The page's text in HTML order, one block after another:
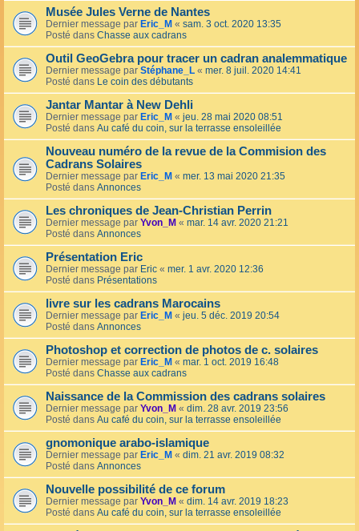
Musée Jules Verne de Nantes
Dernier message par Eric_M « sam. 3 oct. 2020 13:35
Posté dans Chasse aux cadrans
Outil GeoGebra pour tracer un cadran analemmatique
Dernier message par Stéphane_L « mer. 8 juil. 2020 14:41
Posté dans Le coin des débutants
Jantar Mantar à New Dehli
Dernier message par Eric_M « jeu. 28 mai 2020 08:51
Posté dans Au café du coin, sur la terrasse ensoleillée
Nouveau numéro de la revue de la Commision des
Cadrans Solaires
Dernier message par Eric_M « mer. 13 mai 2020 21:35
Posté dans Annonces
Les chroniques de Jean-Christian Perrin
Dernier message par Yvon_M « mar. 14 avr. 2020 21:21
Posté dans Annonces
Présentation Eric
Dernier message par Eric « mer. 1 avr. 2020 12:36
Posté dans Présentations
livre sur les cadrans Marocains
Dernier message par Eric_M « jeu. 5 déc. 2019 20:54
Posté dans Annonces
Photoshop et correction de photos de c. solaires
Dernier message par Eric_M « mar. 1 oct. 2019 16:48
Posté dans Chasse aux cadrans
Naissance de la Commission des cadrans solaires
Dernier message par Yvon_M « dim. 28 avr. 2019 23:56
Posté dans Au café du coin, sur la terrasse ensoleillée
gnomonique arabo-islamique
Dernier message par Eric_M « dim. 21 avr. 2019 08:32
Posté dans Annonces
Nouvelle possibilité de ce forum
Dernier message par Yvon_M « dim. 14 avr. 2019 18:23
Posté dans Au café du coin, sur la terrasse ensoleillée